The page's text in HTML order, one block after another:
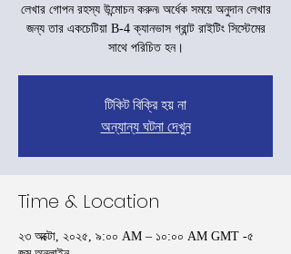
লেখার গোপন রহস্য উন্মোচন করুন৷ অর্ধেক সময়ে অনুদান লেখার
জন্য তার একচেটিয়া B-4 ক্যানভাস গ্রান্ট রাইটিং সিস্টেমের
সাথে পরিচিত হন।
টিকিট বিক্রি হয় না
অন্যান্য ঘটনা দেখুন
Time & Location
২৩ অক্টো, ২০২৫, ৯:০০ AM – ১০:০০ AM GMT -৫